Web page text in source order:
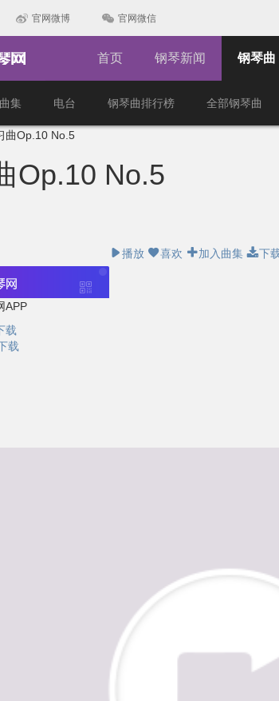
官网微博 官网微信
首页 钢琴新闻 钢琴曲
曲集 电台 钢琴曲排行榜 全部钢琴曲
曲Op.10 No.5
Op.10 No.5
播放 喜欢 加入曲集
APP
载
载
下